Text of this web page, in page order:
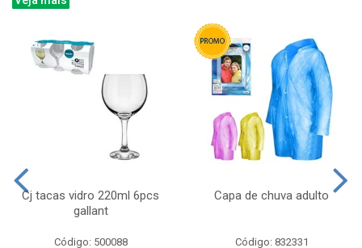
Cj tacas vidro 220ml 6pcs
gallant
Código: 500088
Capa de chuva adulto
Código: 832331